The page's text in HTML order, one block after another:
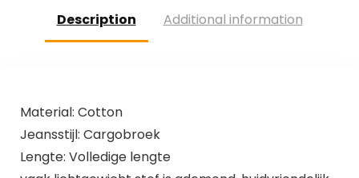
Description Additional information
Material: Cotton
Jeansstijl: Cargobroek
Lengte: Volledige lengte